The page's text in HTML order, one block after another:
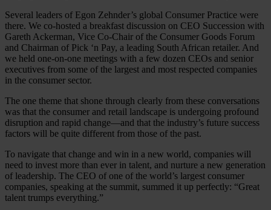
Several leaders of Egon Zehnder’s global Consumer Practice were
there. We co-hosted a breakfast discussion on CEO Succession with
Gareth Ackerman, Vice Co-Chair of the Consumer Goods Forum
and Chairman of Pick ‘n Pay, a leading South African retailer. And
we held one-on-one meetings with a few dozen CEOs and senior
executives from some of the largest and most respected companies
in the consumer sector.
The one theme that shone through clearly from these conversations
was that the consumer and retail landscape is undergoing profound
disruption and rapid change—and that the industry’s future success
factors will be quite different from those of the past.
To navigate that change and win in a new world, companies will
need to invest more than ever in talent, and nurture a new generation
of leadership. The CEO of one of the world’s largest consumer
companies, speaking at the summit, summed it up perfectly: “Great
talent trumps everything.”